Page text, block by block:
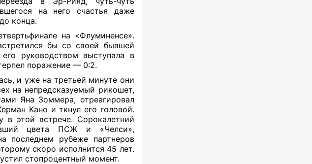
на него счастья даже
конца.
на «Флуминенсе».
бы со своей бывшей
руководством выступала в
поражение — 0:2.
и уже на третьей минуте они
на непредсказуемый рикошет,
Яна Зоммера, отреагировал
Кано и ткнул его головой.
этой встрече. Сорокалетний
цвета ПСЖ и «Челси»,
последнем рубеже партнеров
скоро исполнится 45 лет.
стопроцентный момент.